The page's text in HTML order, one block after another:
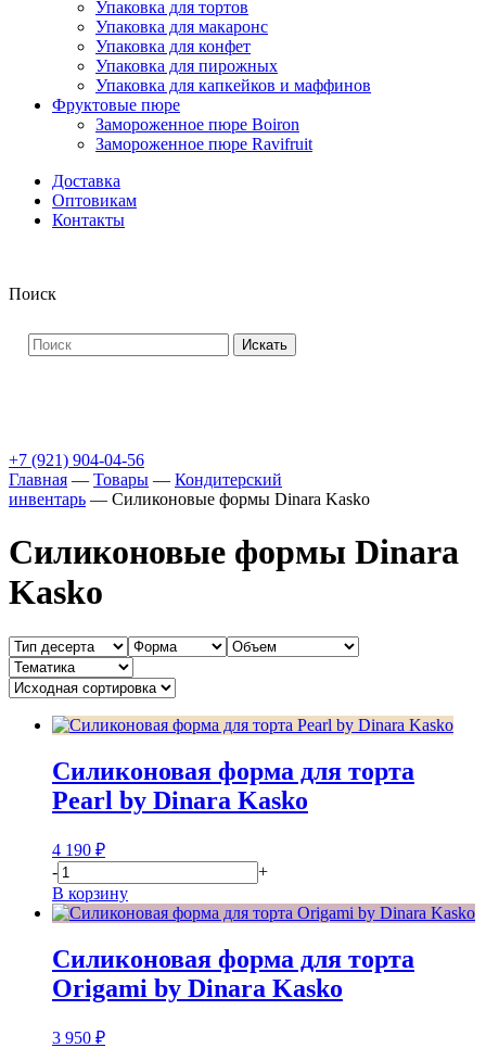
Упаковка для тортов
Упаковка для макаронс
Упаковка для конфет
Упаковка для пирожных
Упаковка для капкейков и маффинов
Фруктовые пюре
Замороженное пюре Boiron
Замороженное пюре Ravifruit
Доставка
Оптовикам
Контакты
Поиск
Искать
+7 (921) 904-04-56
Главная — Товары — Кондитерский
инвентарь — Силиконовые формы Dinara Kasko
Силиконовые формы Dinara
Kasko
Силиконовая форма для торта
Pearl by Dinara Kasko
4 190 ₽
-
+
В корзину
Силиконовая форма для торта
Origami by Dinara Kasko
3 950 ₽